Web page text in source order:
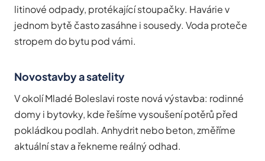
litinové odpady, protékající stoupačky. Havárie v
jednom bytě často zasáhne i sousedy. Voda proteče
stropem do bytu pod vámi.
Novostavby a satelity
V okolí Mladé Boleslavi roste nová výstavba: rodinné
domy i bytovky, kde řešíme vysoušení potěrů před
pokládkou podlah. Anhydrit nebo beton, změříme
aktuální stav a řekneme reálný odhad.